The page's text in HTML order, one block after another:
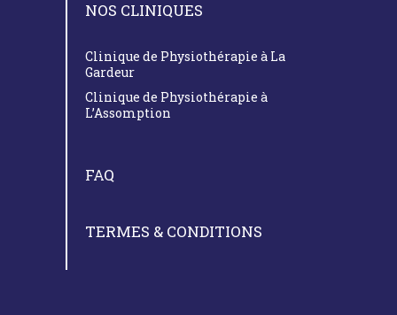
NOS CLINIQUES
Clinique de Physiothérapie à La
Gardeur
Clinique de Physiothérapie à
L’Assomption
FAQ
TERMES & CONDITIONS